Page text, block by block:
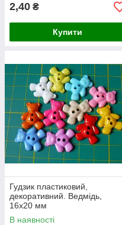
2,40 ₴
Купити
Гудзик пластиковий,
декоративний. Ведмідь,
16х20 мм
В наявності